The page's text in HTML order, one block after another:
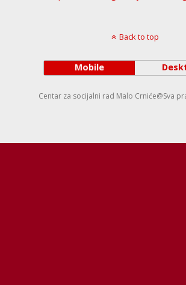
Back to top
Mobile
Centar za socijalni rad Malo Crniće@Sva